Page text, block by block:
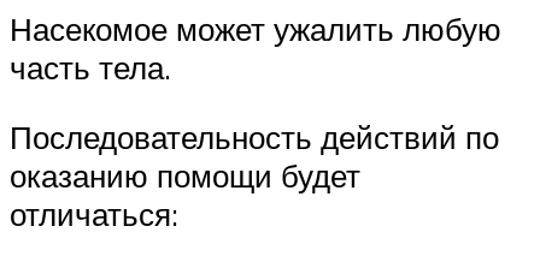
Насекомое может ужалить любую
часть тела.
Последовательность действий по
оказанию помощи будет
отличаться: